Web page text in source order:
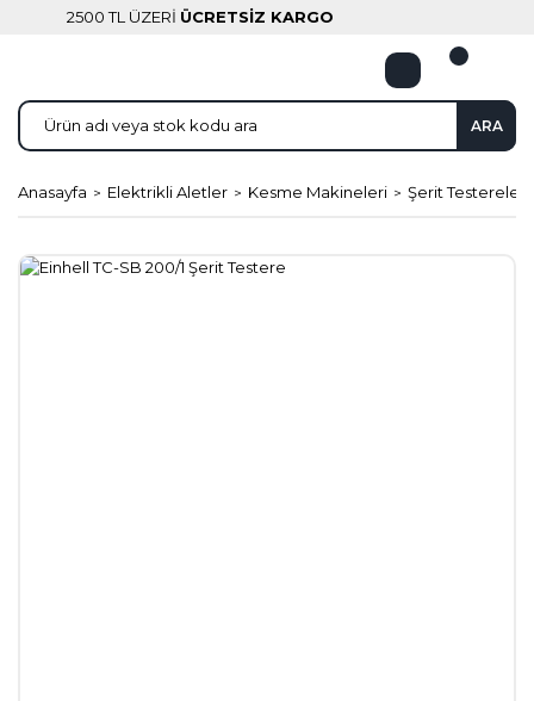
2500 TL ÜZERİ ÜCRETSİZ KARGO
ARA
Anasayfa Elektrikli Aletler Kesme Makineleri Şerit Testereler